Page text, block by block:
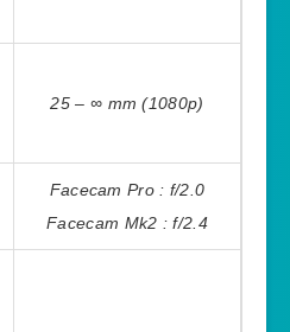
25 – ∞ mm (1080p)
Facecam Pro : f/2.0
Facecam Mk2 : f/2.4